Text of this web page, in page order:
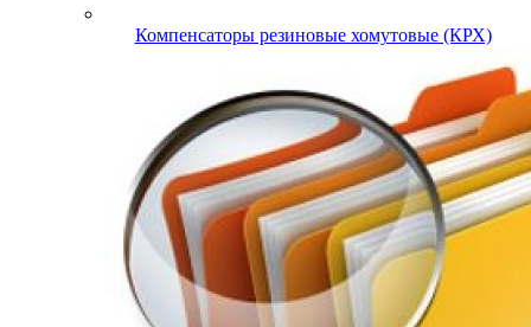
Компенсаторы резиновые хомутовые (КРХ)